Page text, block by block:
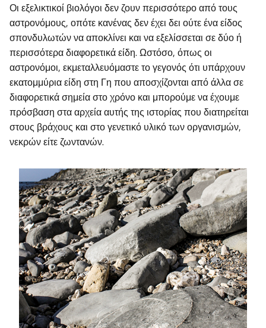
Οι εξελικτικοί βιολόγοι δεν ζουν περισσότερο από τους
αστρονόμους, οπότε κανένας δεν έχει δει ούτε ένα είδος
σπονδυλωτών να αποκλίνει και να εξελίσσεται σε δύο ή
περισσότερα διαφορετικά είδη. Ωστόσο, όπως οι
αστρονόμοι, εκμεταλλευόμαστε το γεγονός ότι υπάρχουν
εκατομμύρια είδη στη Γη που αποσχίζονται από άλλα σε
διαφορετικά σημεία στο χρόνο και μπορούμε να έχουμε
πρόσβαση στα αρχεία αυτής της ιστορίας που διατηρείται
στους βράχους και στο γενετικό υλικό των οργανισμών,
νεκρών είτε ζωντανών.